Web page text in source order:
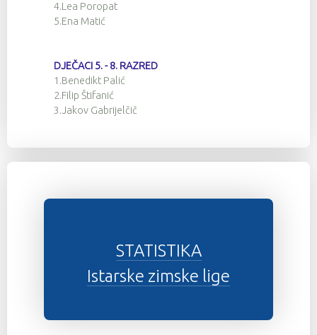
4.Lea Poropat
5.Ena Matić
DJEČACI 5. - 8. RAZRED
1.Benedikt Palić
2.Filip Štifanić
3.Jakov Gabrijelčič
STATISTIKA
Istarske zimske lige